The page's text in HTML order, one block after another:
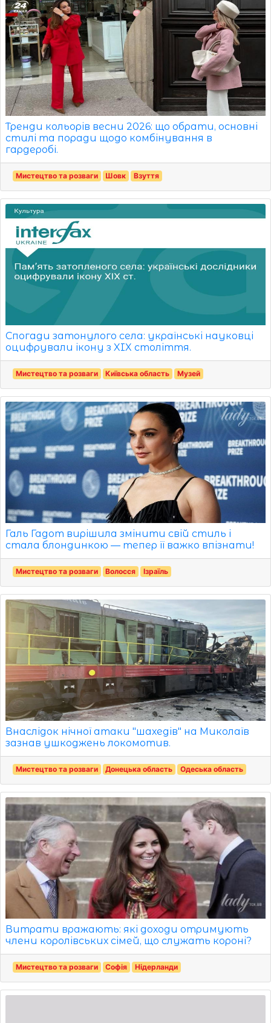
Тренди кольорів весни 2026: що обрати, основні
стилі та поради щодо комбінування в
гардеробі.
Мистецтво та розваги Шовк Взуття
Спогади затонулого села: українські науковці
оцифрували ікону з XIX століття.
Мистецтво та розваги Київська область Музей
Галь Гадот вирішила змінити свій стиль і
стала блондинкою — тепер її важко впізнати!
Мистецтво та розваги Волосся Ізраїль
Внаслідок нічної атаки "шахедів" на Миколаїв
зазнав ушкоджень локомотив.
Мистецтво та розваги Донецька область Одеська область
Витрати вражають: які доходи отримують
члени королівських сімей, що служать короні?
Мистецтво та розваги Софія Нідерланди